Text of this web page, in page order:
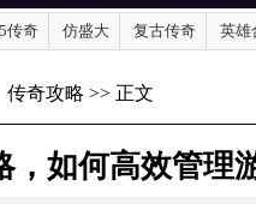
传奇 仿盛大 复古传奇 英雄
传奇攻略 >> 正文
，如何高效管理